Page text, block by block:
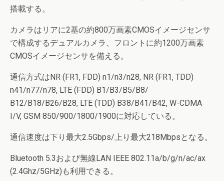
搭載する。
カメラはリアに2基の約800万画素CMOSイメージセンサ
で構成するデュアルカメラ、フロントに約1200万画素
CMOSイメージセンサを備える。
通信方式はNR (FR1, FDD) n1/n3/n28, NR (FR1, TDD)
n41/n77/n78, LTE (FDD) B1/B3/B5/B8/
B12/B18/B26/B28, LTE (TDD) B38/B41/B42, W-CDMA
I/V, GSM 850/900/1800/1900に対応している。
通信速度は下り最大2.5Gbps/上り最大218Mbpsとなる。
Bluetooth 5.3および無線LAN IEEE 802.11a/b/g/n/ac/ax
(2.4Ghz/5GHz)も利用できる。